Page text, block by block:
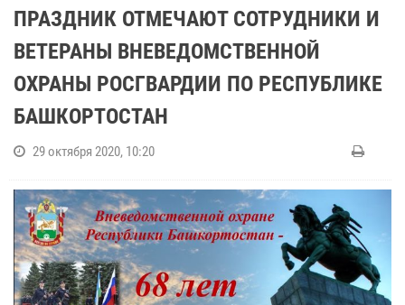
ПРАЗДНИК ОТМЕЧАЮТ СОТРУДНИКИ И
ВЕТЕРАНЫ ВНЕВЕДОМСТВЕННОЙ
ОХРАНЫ РОСГВАРДИИ ПО РЕСПУБЛИКЕ
БАШКОРТОСТАН
29 октября 2020, 10:20